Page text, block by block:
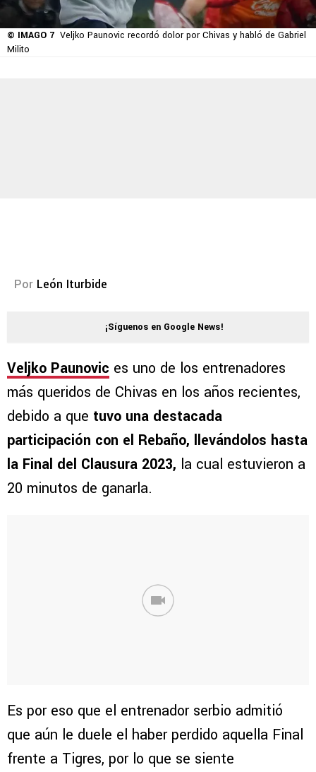
© IMAGO 7 Veljko Paunovic recordó dolor por Chivas y habló de Gabriel
Milito
Por León Iturbide
¡Síguenos en Google News!
Veljko Paunovic es uno de los entrenadores
más queridos de Chivas en los años recientes,
debido a que tuvo una destacada
participación con el Rebaño, llevándolos hasta
la Final del Clausura 2023, la cual estuvieron a
20 minutos de ganarla.
Es por eso que el entrenador serbio admitió
que aún le duele el haber perdido aquella Final
frente a Tigres, por lo que se siente